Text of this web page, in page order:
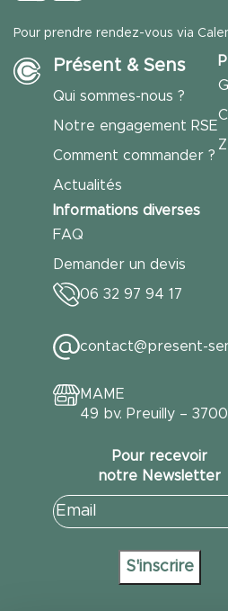
Pour prendre rendez-vous via
Présent & Sens
Qui sommes-nous ?
Notre engagement RSE
Comment commander ?
Actualités
Informations diverses
FAQ
Demander un devis
06 32 97 94 17
contact@present-
MAME
49 bv. Preuilly –
Pour recevoir
notre Newsletter
E-
S'inscrire